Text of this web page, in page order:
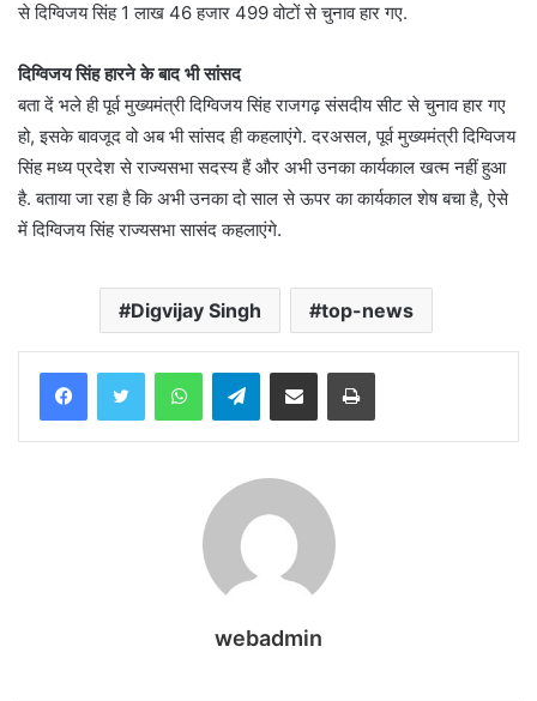
से दिग्विजय सिंह 1 लाख 46 हजार 499 वोटों से चुनाव हार गए.
दिग्विजय सिंह हारने के बाद भी सांसद
बता दें भले ही पूर्व मुख्यमंत्री दिग्विजय सिंह राजगढ़ संसदीय सीट से चुनाव हार गए
हो, इसके बावजूद वो अब भी सांसद ही कहलाएंगे. दरअसल, पूर्व मुख्यमंत्री दिग्विजय
सिंह मध्य प्रदेश से राज्यसभा सदस्य हैं और अभी उनका कार्यकाल खत्म नहीं हुआ
है. बताया जा रहा है कि अभी उनका दो साल से ऊपर का कार्यकाल शेष बचा है, ऐसे
में दिग्विजय सिंह राज्यसभा सासंद कहलाएंगे.
Digvijay Singh top-news
WhatsAppTelegramShare via Email Print
webadmin